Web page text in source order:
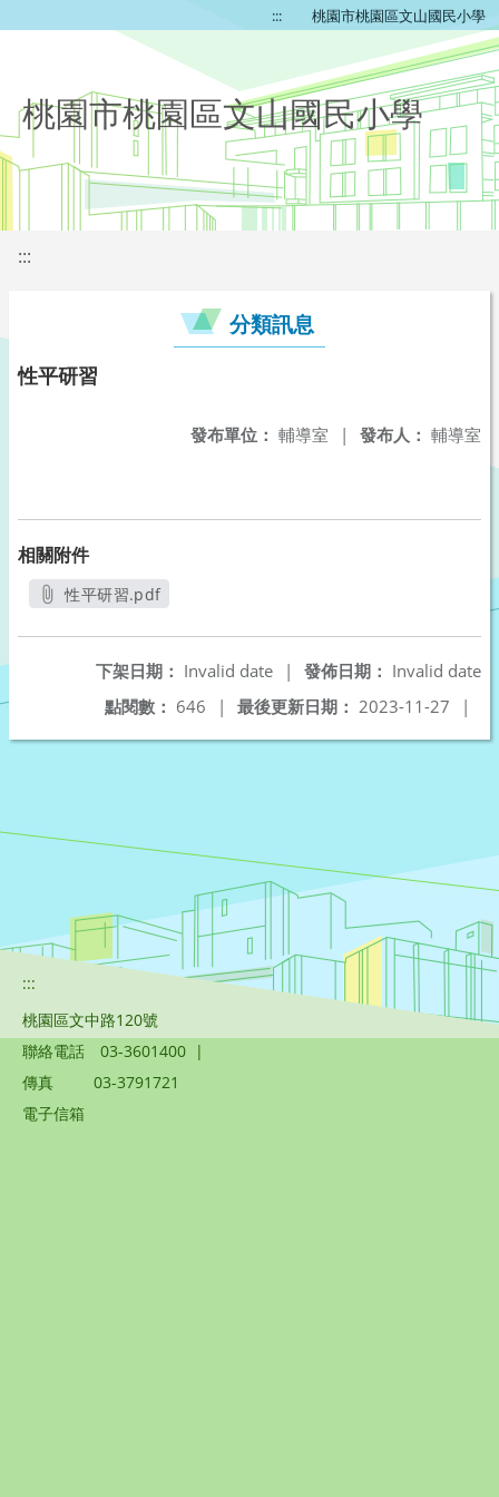
::: 桃園市桃園區文山國民小學
桃園市桃園區文山國民小學
:::
分類訊息
性平研習
發布人： 輔導室
發布單位： 輔導室 |
相關附件
性平研習.pdf
發佈日期： Invalid date
下架日期： Invalid date
|
最後更新日期： 2023-11-27 |
點閱數： 646 |
:::
桃園區文中路120號
聯絡電話
03-3601400 |
傳真
03-3791721
電子信箱